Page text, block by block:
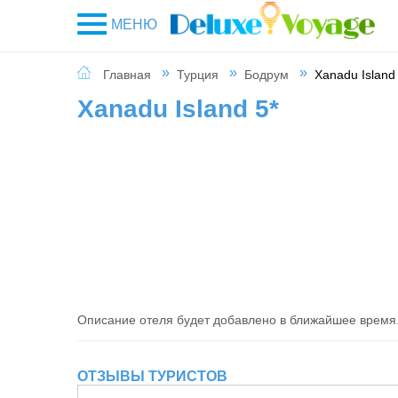
МЕНЮ
Главная Турция Бодрум Xanadu Island
Xanadu Island 5*
Описание отеля будет добавлено в ближайшее
ОТЗЫВЫ ТУРИСТОВ